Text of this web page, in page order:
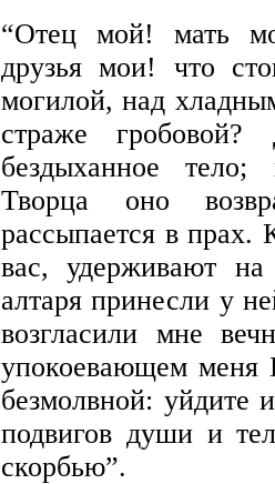
“Отец мой! мать
друзья мои! что
могилой, над
страже
бездыханное тело;
Творца оно
рассыпается в
вас, удерживают
алтаря принесли у
возгласили мне
упокоевающем меня
безмолвной:
подвигов души и
скорбью”.